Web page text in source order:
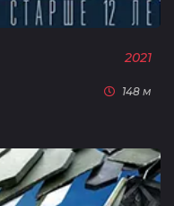
2021
148 м